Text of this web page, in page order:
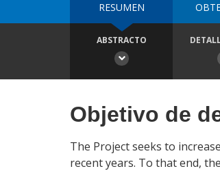
RESUMEN
ABSTRACTO
Objetivo de
The Project seeks to
recent years. To that end,